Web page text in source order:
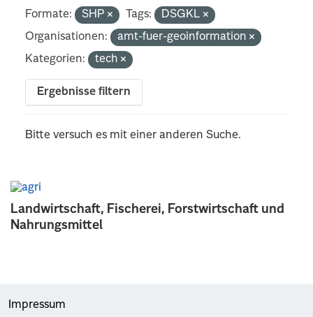
Landwirtschaft, Fischerei, Forstwirtschaft und
Nahrungsmittel
Formate: SHP Tags:
DSGKL
Organisationen:
amt-fuer-geoinformation
Kategorien:
tech
Ergebnisse filtern
Bitte versuch es mit einer anderen Suche.
Impressum